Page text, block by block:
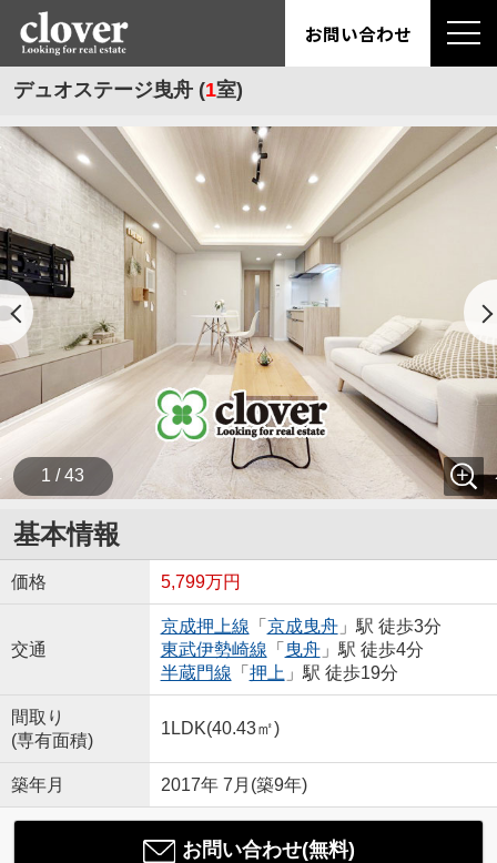
お問い合わせ
デュオステージ曳舟 (1室)
1 / 43
基本情報
価格 5,799万円
交通
京成押上線 「 京成曳舟」駅 徒歩3分
東武伊勢崎線 「 曳舟」駅 徒歩4分
半蔵門線 「 押上 」駅 徒歩19分
間取り
(専有面積)
1LDK(40.43㎡)
築年月 2017年 7月(築9年)
お問い合わせ(無料)